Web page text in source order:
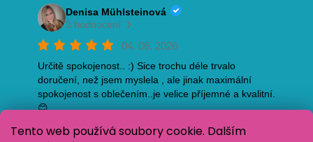
Tento web používá soubory cookie. Dalším